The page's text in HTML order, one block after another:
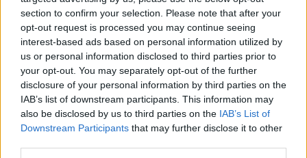
section to confirm your selection. Please note that after your
opt-out request is processed you may continue seeing
interest-based ads based on personal information utilized by
us or personal information disclosed to third parties prior to
your opt-out. You may separately opt-out of the further
disclosure of your personal information by third parties on the
IAB’s list of downstream participants. This information may
also be disclosed by us to third parties on the IAB’s List of
Downstream Participants that may further disclose it to other
communauté des volontaires
s'agrandit
8 000nouveaux bénévoles ont rejoint la Fondation
FURM en 2024. La communauté entière compte
désormais98 759personnes ! Ce sont ces
personnes qui donnent de leur temps et de leur